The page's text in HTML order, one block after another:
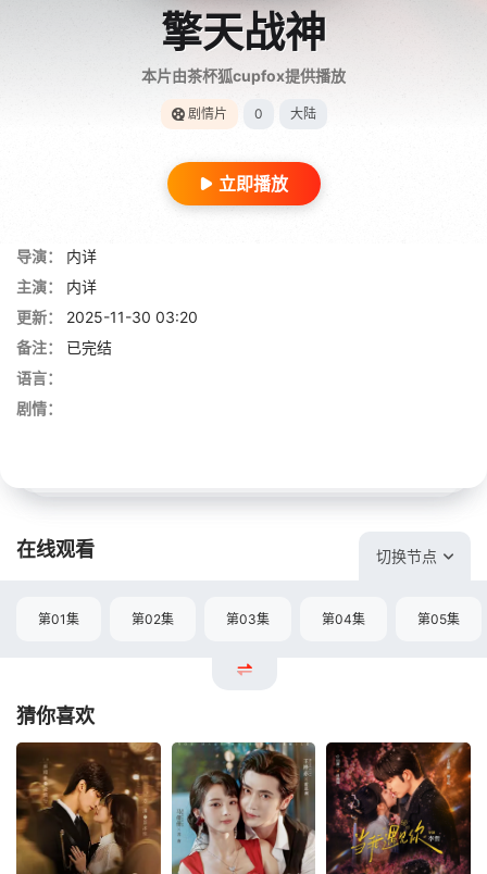
擎天战神
本片由茶杯狐cupfox提供播放
剧情片 0 大陆
立即播放
导演：
内详
主演：
内详
更新：
2025-11-30 03:20
备注：
已完结
语言：
剧情：
在线观看 切换节点
第01集 第02集 第03集 第04集 第05集
猜你喜欢